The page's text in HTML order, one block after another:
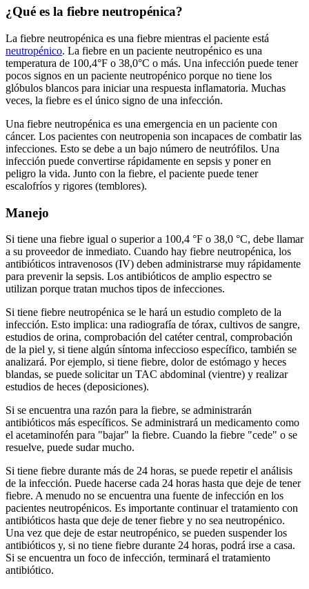
¿Qué es la fiebre neutropénica?
La fiebre neutropénica es una fiebre mientras el paciente está
neutropénico. La fiebre en un paciente neutropénico es una
temperatura de 100,4°F o 38,0°C o más. Una infección puede tener
pocos signos en un paciente neutropénico porque no tiene los
glóbulos blancos para iniciar una respuesta inflamatoria. Muchas
veces, la fiebre es el único signo de una infección.
Una fiebre neutropénica es una emergencia en un paciente con
cáncer. Los pacientes con neutropenia son incapaces de combatir las
infecciones. Esto se debe a un bajo número de neutrófilos. Una
infección puede convertirse rápidamente en sepsis y poner en
peligro la vida. Junto con la fiebre, el paciente puede tener
escalofríos y rigores (temblores).
Manejo
Si tiene una fiebre igual o superior a 100,4 °F o 38,0 °C, debe llamar
a su proveedor de inmediato. Cuando hay fiebre neutropénica, los
antibióticos intravenosos (IV) deben administrarse muy rápidamente
para prevenir la sepsis. Los antibióticos de amplio espectro se
utilizan porque tratan muchos tipos de infecciones.
Si tiene fiebre neutropénica se le hará un estudio completo de la
infección. Esto implica: una radiografía de tórax, cultivos de sangre,
estudios de orina, comprobación del catéter central, comprobación
de la piel y, si tiene algún síntoma infeccioso específico, también se
analizará. Por ejemplo, si tiene fiebre, dolor de estómago y heces
blandas, se puede solicitar un TAC abdominal (vientre) y realizar
estudios de heces (deposiciones).
Si se encuentra una razón para la fiebre, se administrarán
antibióticos más específicos. Se administrará un medicamento como
el acetaminofén para "bajar" la fiebre. Cuando la fiebre "cede" o se
resuelve, puede sudar mucho.
Si tiene fiebre durante más de 24 horas, se puede repetir el análisis
de la infección. Puede hacerse cada 24 horas hasta que deje de tener
fiebre. A menudo no se encuentra una fuente de infección en los
pacientes neutropénicos. Es importante continuar el tratamiento con
antibióticos hasta que deje de tener fiebre y no sea neutropénico.
Una vez que deje de estar neutropénico, se pueden suspender los
antibióticos y, si no tiene fiebre durante 24 horas, podrá irse a casa.
Si se encuentra un foco de infección, terminará el tratamiento
antibiótico.